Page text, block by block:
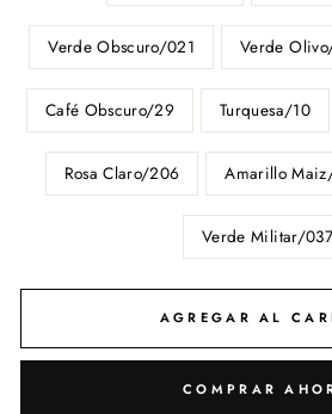
Verde Obscuro/021 Verde
Café Obscuro/29 Turquesa/10
Rosa Claro/206 Amarillo
Verde Militar/037
AGREGAR AL
COMPRAR